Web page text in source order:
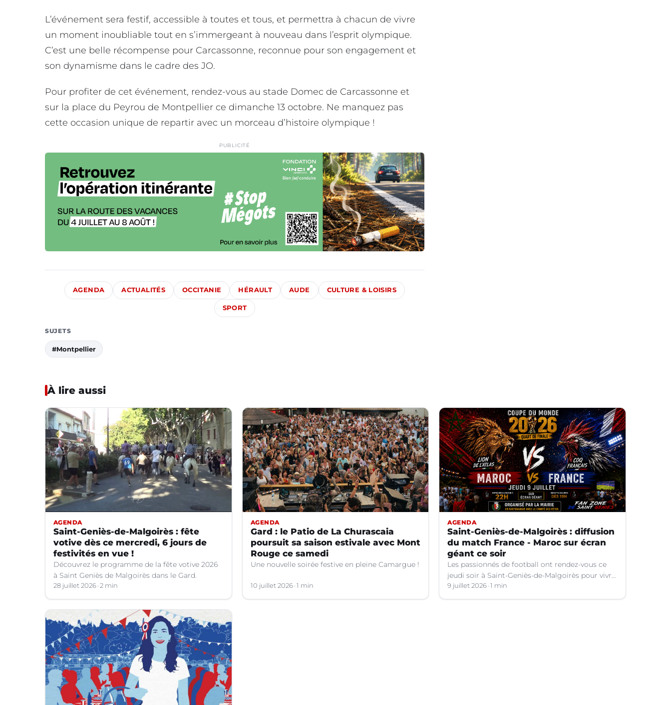
L’événement sera festif, accessible à toutes et tous, et permettra à chacun de vivre
un moment inoubliable tout en s’immergeant à nouveau dans l’esprit olympique.
C’est une belle récompense pour Carcassonne, reconnue pour son engagement et
son dynamisme dans le cadre des JO.
Pour profiter de cet événement, rendez-vous au stade Domec de Carcassonne et
sur la place du Peyrou de Montpellier ce dimanche 13 octobre. Ne manquez pas
cette occasion unique de repartir avec un morceau d’histoire olympique !
PUBLICITÉ
AGENDA ACTUALITÉS OCCITANIE HÉRAULT AUDE CULTURE & LOISIRS
SPORT
SUJETS
#Montpellier
À lire aussi
AGENDA
Saint-Geniès-de-Malgoirès : fête
votive dès ce mercredi, 6 jours de
festivités en vue !
Découvrez le programme de la fête votive 2026
à Saint Geniès de Malgoirès dans le Gard.
28 juillet 2026 2 min
AGENDA
Gard : le Patio de La Churascaia
poursuit sa saison estivale avec Mont
Rouge ce samedi
Une nouvelle soirée festive en pleine Camargue !
10 juillet 2026 1 min
AGENDA
Saint-Geniès-de-Malgoirès : diffusion
du match France - Maroc sur écran
géant ce soir
Les passionnés de football ont rendez-vous ce
jeudi soir à Saint-Geniès-de-Malgoirès pour vivre
ensemble l'un des temps forts de la Coupe du
Monde 2026.
9 juillet 2026 1 min